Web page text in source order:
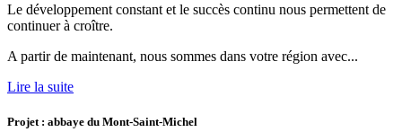
Le développement constant et le succès continu nous permettent de
continuer à croître.
A partir de maintenant, nous sommes dans votre région avec...
Lire la suite
Projet : abbaye du Mont-Saint-Michel